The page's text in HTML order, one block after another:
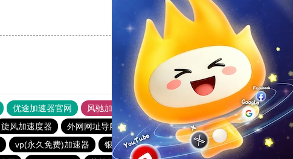
支持[0] 反对[0]
优途加速器官网 风驰加速器
旋风加速器
旋风加速度器 外网网址导航 软件中心
anyconnect
vp(永久免费)加速器 银河加速器
白鲸加速器